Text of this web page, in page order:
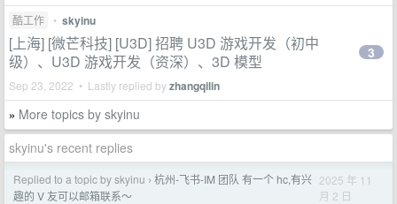
酷工作 • skyinu
[上海] [微芒科技] [U3D] 招聘 U3D 游戏开发（初中
级）、U3D 游戏开发（资深）、3D 模型
Sep 23, 2022 • Lastly replied byzhangqilin
3
» More topics by skyinu
skyinu's recent replies
Replied to a topic by skyinu › 杭州-飞书-IM 团队 有一个 hc,有兴
趣的 V 友可以邮箱联系～
2025 年 11
月 2 日